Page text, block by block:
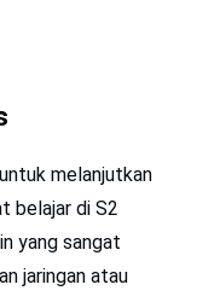
melanjutkan
belajar di S2
yang sangat
jaringan atau